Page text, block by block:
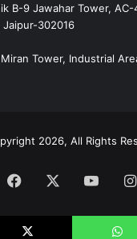
B-9 Jawahar Tower, AC-
Jaipur-302016
Tower, Industrial
2026, All Rights
Facebook